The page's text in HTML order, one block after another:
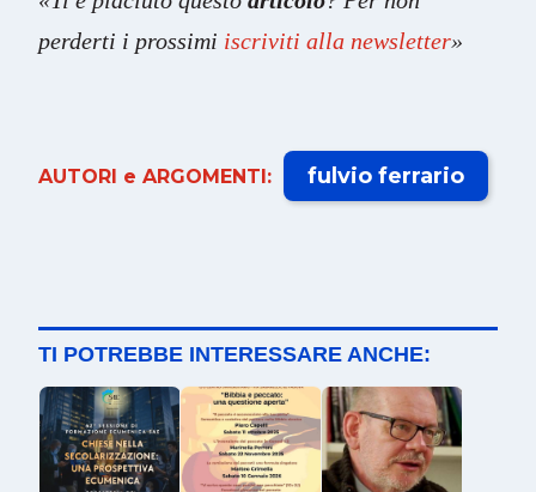
perderti i prossimi iscriviti alla newsletter»
AUTORI e ARGOMENTI: fulvio ferrario
TI POTREBBE INTERESSARE ANCHE: